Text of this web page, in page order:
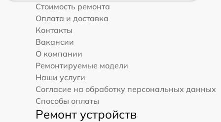
Стоимость ремонта
Оплата и доставка
Контакты
Вакансии
О компании
Ремонтируемые модели
Наши услуги
Согласие на обработку персональных данных
Способы оплаты
Ремонт устройств